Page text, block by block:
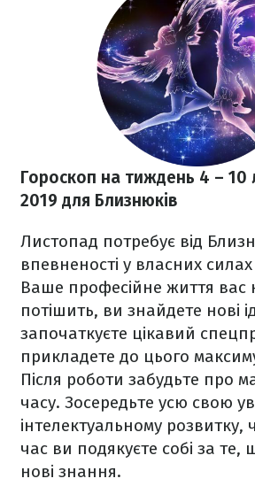
Гороскоп на тиждень 4 – 10
2019 для Близнюків
Листопад потребує від
впевненості у власних силах
Ваше професійне життя вас
потішить, ви знайдете нові
започаткуєте цікавий
прикладете до цього
Після роботи забудьте про
часу. Зосередьте усю свою
інтелектуальному розвитку,
час ви подякуєте собі за те,
нові знання.